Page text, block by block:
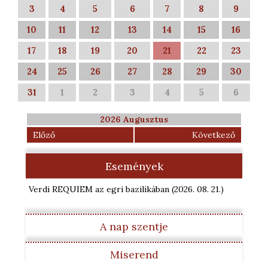
3
4 5 6 7 8
9
10
11 12 13 14 15
16
17
18 19 20 21 22
23
24
25 26 27 28 29
30
31
1 2 3 4 5 6
2026 Augusztus
Előző
Következő
Események
Verdi REQUIEM az egri bazilikában (2026. 08. 21.)
A nap szentje
Miserend